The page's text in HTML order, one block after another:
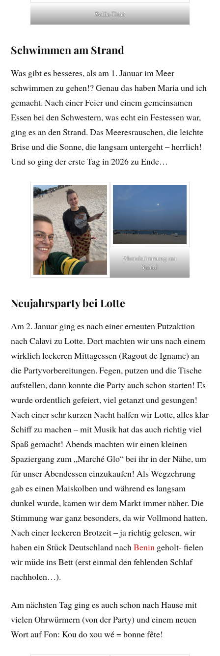
Selfie-Time
Schwimmen am Strand
Was gibt es besseres, als am 1. Januar im Meer
schwimmen zu gehen!? Genau das haben Maria und ich
gemacht. Nach einer Feier und einem gemeinsamen
Essen bei den Schwestern, was echt ein Festessen war,
ging es an den Strand. Das Meeresrauschen, die leichte
Brise und die Sonne, die langsam untergeht – herrlich!
Und so ging der erste Tag in 2026 zu Ende…
Abendstimmung am
Strand
Neujahrsparty bei Lotte
Am 2. Januar ging es nach einer erneuten Putzaktion
nach Calavi zu Lotte. Dort machten wir uns nach einem
wirklich leckeren Mittagessen (Ragout de Igname) an
die Partyvorbereitungen. Fegen, putzen und die Tische
aufstellen, dann konnte die Party auch schon starten! Es
wurde ordentlich gefeiert, viel getanzt und gesungen!
Nach einer sehr kurzen Nacht halfen wir Lotte, alles klar
Schiff zu machen – mit Musik hat das auch richtig viel
Spaß gemacht! Abends machten wir einen kleinen
Spaziergang zum „Marché Glo“ bei ihr in der Nähe, um
für unser Abendessen einzukaufen! Als Wegzehrung
gab es einen Maiskolben und während es langsam
dunkel wurde, kamen wir dem Markt immer näher. Die
Stimmung war ganz besonders, da wir Vollmond hatten.
Nach einer leckeren Brotzeit – ja richtig gelesen, wir
haben ein Stück Deutschland nachBenin geholt- fielen
wir müde ins Bett (erst einmal den fehlenden Schlaf
nachholen…).
Am nächsten Tag ging es auch schon nach Hause mit
vielen Ohrwürmern (von der Party) und einem neuen
Wort auf Fon: Kou do xou wé = bonne fête!